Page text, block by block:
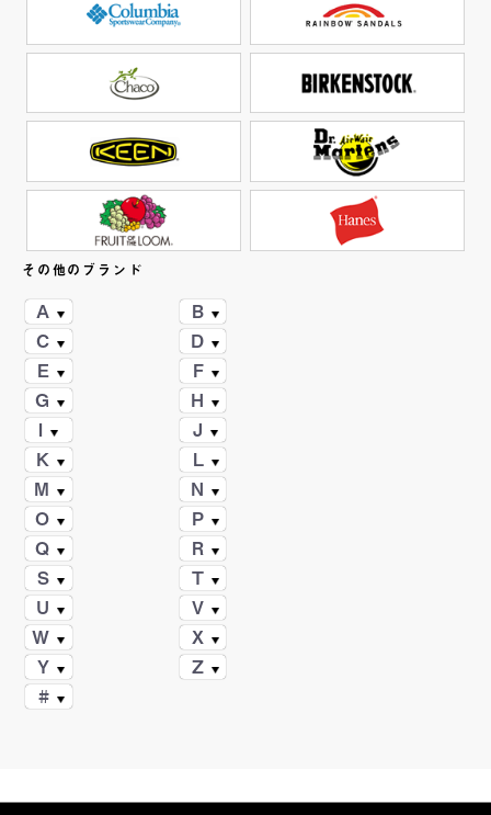
その他のブランド
A
B
C
D
E
F
G
H
I
J
K
L
M
N
O
P
Q
R
S
T
U
V
W
X
Y
Z
#